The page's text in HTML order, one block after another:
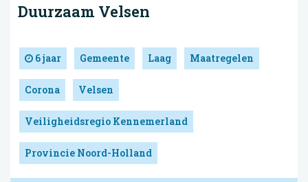
Duurzaam Velsen
6 jaar Gemeente Laag Maatregelen
Corona Velsen
Veiligheidsregio Kennemerland
Provincie Noord-Holland